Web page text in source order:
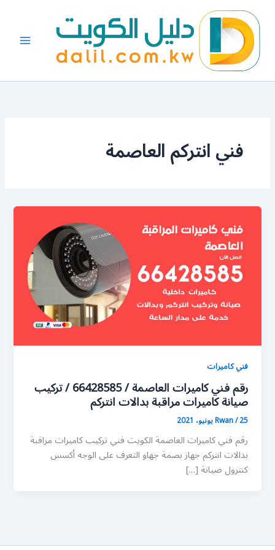
المحتوى
فني انتركم العاصمة
فني كاميرات
رقم فني كاميرات العاصمة / 66428585 / تركيب
صيانة كاميرات مراقبة بدالات انتركم
Rwan/25 يونيو، 2021
رقم فني كاميرات العاصمة الكويت فني تركيب كاميرات مراقبة
بدالات انتركم جهاز بصمة جهاو التعرف على الوجه أكسس
كنترول صيانة […]